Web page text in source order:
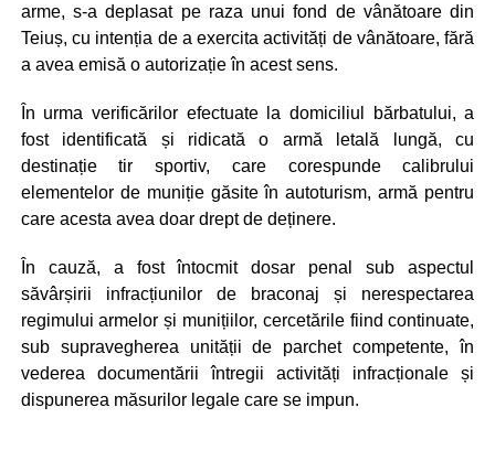
arme, s-a deplasat pe raza unui fond de vânătoare din
Teiuș, cu intenția de a exercita activități de vânătoare, fără
a avea emisă o autorizație în acest sens.
În urma verificărilor efectuate la domiciliul bărbatului, a
fost identificată și ridicată o armă letală lungă, cu
destinație tir sportiv, care corespunde calibrului
elementelor de muniție găsite în autoturism, armă pentru
care acesta avea doar drept de deținere.
În cauză, a fost întocmit dosar penal sub aspectul
săvârșirii infracțiunilor de braconaj și nerespectarea
regimului armelor și munițiilor, cercetările fiind continuate,
sub supravegherea unității de parchet competente, în
vederea documentării întregii activități infracționale și
dispunerea măsurilor legale care se impun.